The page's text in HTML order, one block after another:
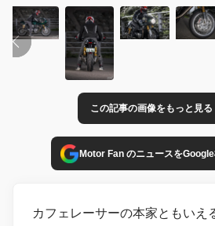
この記事の画像をもっと見る
Motor Fan のニュースを
カフェレーサーの本家ともいえ